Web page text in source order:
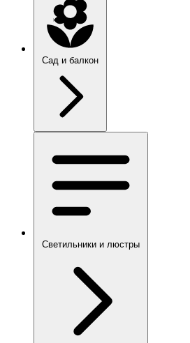
Сад и балкон
Светильники и люстры